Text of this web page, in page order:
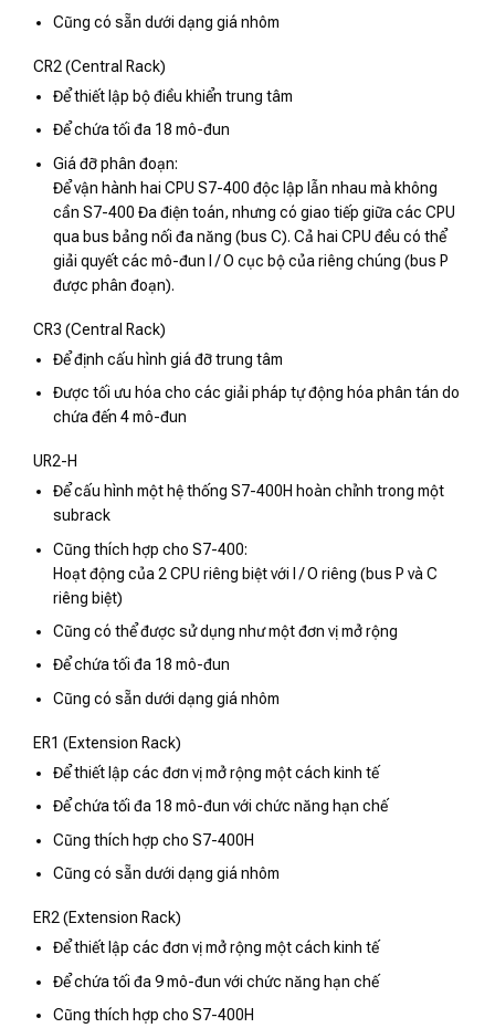
Cũng có sẵn dưới dạng giá nhôm
CR2 (Central Rack)
Để thiết lập bộ điều khiển trung tâm
Để chứa tối đa 18 mô-đun
Giá đỡ phân đoạn:
Để vận hành hai CPU S7-400 độc lập lẫn nhau mà không
cần S7-400 Đa điện toán, nhưng có giao tiếp giữa các CPU
qua bus bảng nối đa năng (bus C). Cả hai CPU đều có thể
giải quyết các mô-đun I / O cục bộ của riêng chúng (bus P
được phân đoạn).
CR3 (Central Rack)
Để định cấu hình giá đỡ trung tâm
Được tối ưu hóa cho các giải pháp tự động hóa phân tán do
chứa đến 4 mô-đun
UR2-H
Để cấu hình một hệ thống S7-400H hoàn chỉnh trong một
subrack
Cũng thích hợp cho S7-400:
Hoạt động của 2 CPU riêng biệt với I / O riêng (bus P và C
riêng biệt)
Cũng có thể được sử dụng như một đơn vị mở rộng
Để chứa tối đa 18 mô-đun
Cũng có sẵn dưới dạng giá nhôm
ER1 (Extension Rack)
Để thiết lập các đơn vị mở rộng một cách kinh tế
Để chứa tối đa 18 mô-đun với chức năng hạn chế
Cũng thích hợp cho S7-400H
Cũng có sẵn dưới dạng giá nhôm
ER2 (Extension Rack)
Để thiết lập các đơn vị mở rộng một cách kinh tế
Để chứa tối đa 9 mô-đun với chức năng hạn chế
Cũng thích hợp cho S7-400H